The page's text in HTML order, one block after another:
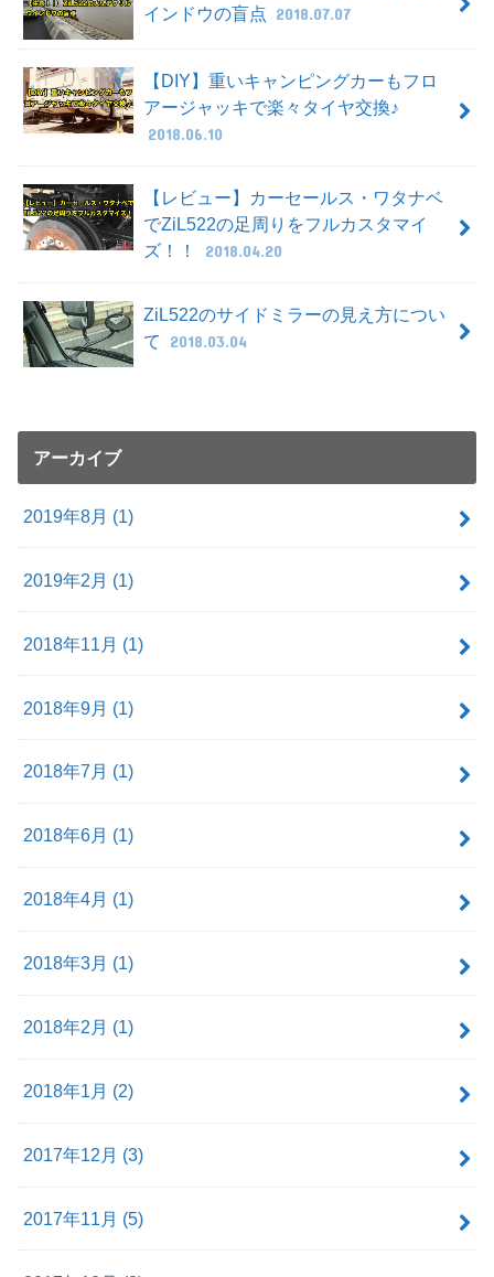
インドウの盲点 2018.07.07
【DIY】重いキャンピングカーもフロ
アージャッキで楽々タイヤ交換♪
2018.06.10
【レビュー】カーセールス・ワタナベ
でZiL522の足周りをフルカスタマイ
ズ！！
2018.04.20
ZiL522のサイドミラーの見え方につい
て
2018.03.04
アーカイブ
2019年8月 (1)
2019年2月 (1)
2018年11月 (1)
2018年9月 (1)
2018年7月 (1)
2018年6月 (1)
2018年4月 (1)
2018年3月 (1)
2018年2月 (1)
2018年1月 (2)
2017年12月 (3)
2017年11月 (5)